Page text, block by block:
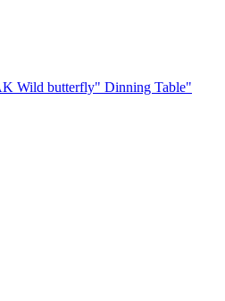
Wild butterfly" Dinning Table"